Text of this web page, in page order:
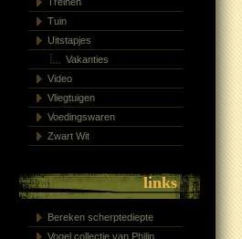
Tuin
Uitstapjes
Vakanties
Video
Vliegtuigen
Voedingswaren
Zwart Wit
links
Bereken scherptediepte
Vogel collectie van Philip